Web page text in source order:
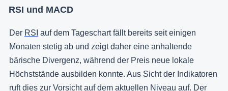
RSI und MACD
Der RSI auf dem Tageschart fällt bereits seit einigen
Monaten stetig ab und zeigt daher eine anhaltende
bärische Divergenz, während der Preis neue lokale
Höchststände ausbilden konnte. Aus Sicht der Indikatoren
ruft dies zur Vorsicht auf dem aktuellen Niveau auf. Der